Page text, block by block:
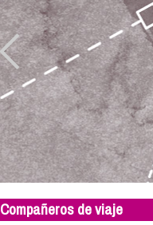
Compañeros de viaje